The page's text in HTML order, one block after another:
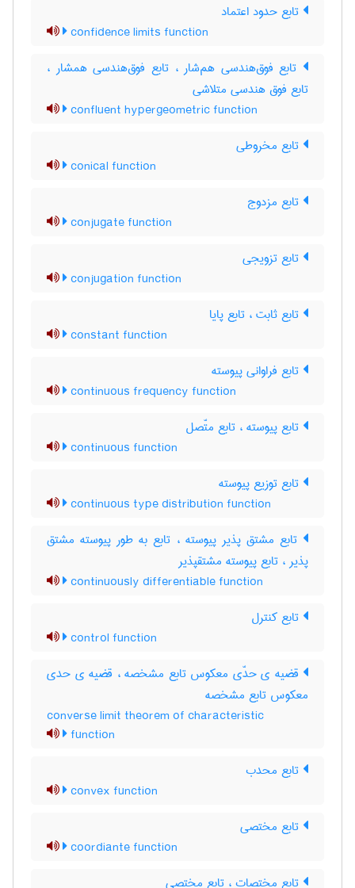
تابع حدود اعتماد
confidence limits function
تابع فوق‌هندسی هم‌شار ، تابع فوق‌هندسی همشار ،
تابع فوق هندسی متلاشی
confluent hypergeometric function
تابع مخروطی
conical function
تابع مزدوج
conjugate function
تابع تزویجی
conjugation function
تابع ثابت ، تابع پایا
constant function
تابع فراوانی پیوسته
continuous frequency function
تابع پیوسته ، تابع متّصل
continuous function
تابع توزیع پیوسته
continuous type distribution function
تابع مشتق پذیر پیوسته ، تابع به طور پیوسته مشتق
پذیر ، تابع پیوسته مشتقپذیر
continuously differentiable function
تابع کنترل
control function
قضیه ی حدّی معکوس تابع مشخصه ، قضیه ی حدی
معکوس تابع مشخصه
converse limit theorem of characteristic
function
تابع محدب
convex function
تابع مختصی
coordiante function
تابع مختصات ، تابع مختصی